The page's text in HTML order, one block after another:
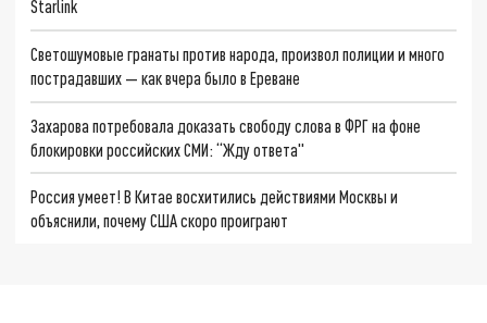
Starlink
Светошумовые гранаты против народа, произвол полиции и много
пострадавших — как вчера было в Ереване
Захарова потребовала доказать свободу слова в ФРГ на фоне
блокировки российских СМИ: “Жду ответа"
Россия умеет! В Китае восхитились действиями Москвы и
объяснили, почему США скоро проиграют